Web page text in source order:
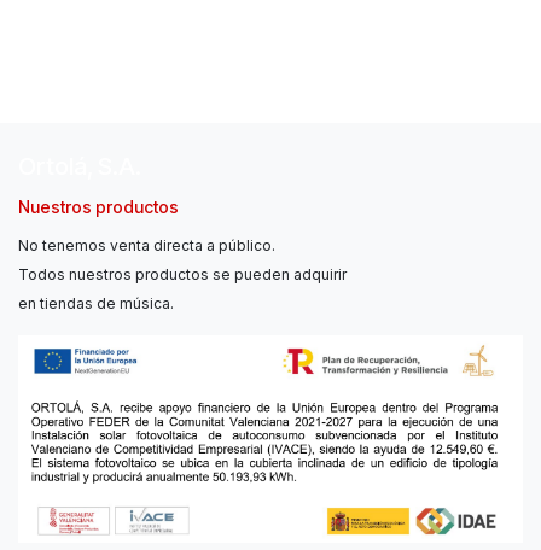
Nuestros productos
No tenemos venta directa a público.
Todos nuestros productos se pueden adquirir
en tiendas de música.